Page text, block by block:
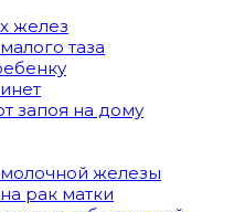
желез
таза
запоя на дому
железы
рак матки